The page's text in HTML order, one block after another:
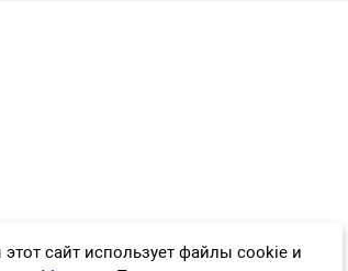
сайт использует файлы cookie и